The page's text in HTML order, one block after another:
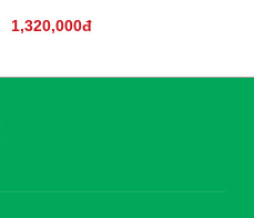
1,320,000đ